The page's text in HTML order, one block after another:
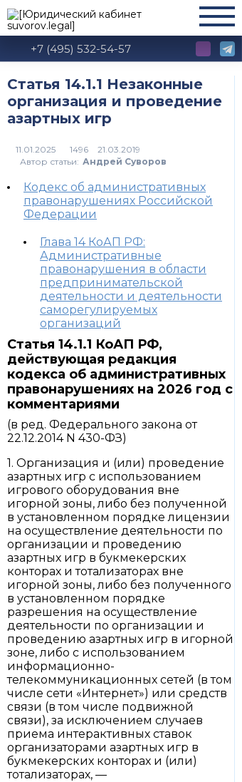
+7 (495) 532-54-57
Статья 14.1.1 Незаконные
организация и проведение
азартных игр
1496
Автор статьи: Андрей Суворов
Кодекс об административных
правонарушениях Российской
Федерации
Глава 14 КоАП РФ:
Административные
правонарушения в области
предпринимательской
деятельности и деятельности
саморегулируемых
организаций
Статья 14.1.1 КоАП РФ,
действующая редакция
кодекса об административных
правонарушениях на 2026 год с
комментариями
(в ред. Федерального закона от
22.12.2014 N 430-ФЗ)
1. Организация и (или) проведение
азартных игр с использованием
игрового оборудования вне
игорной зоны, либо без полученной
в установленном порядке лицензии
на осуществление деятельности по
организации и проведению
азартных игр в букмекерских
конторах и тотализаторах вне
игорной зоны, либо без полученного
в установленном порядке
разрешения на осуществление
деятельности по организации и
проведению азартных игр в игорной
зоне, либо с использованием
информационно-
телекоммуникационных сетей (в том
числе сети «Интернет») или средств
связи (в том числе подвижной
связи), за исключением случаев
приема интерактивных ставок
организаторами азартных игр в
букмекерских конторах и (или)
тотализаторах, —